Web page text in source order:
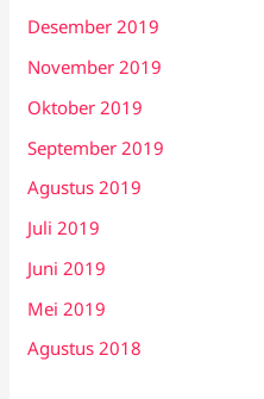
Desember 2019
November 2019
Oktober 2019
September 2019
Agustus 2019
Juli 2019
Juni 2019
Mei 2019
Agustus 2018